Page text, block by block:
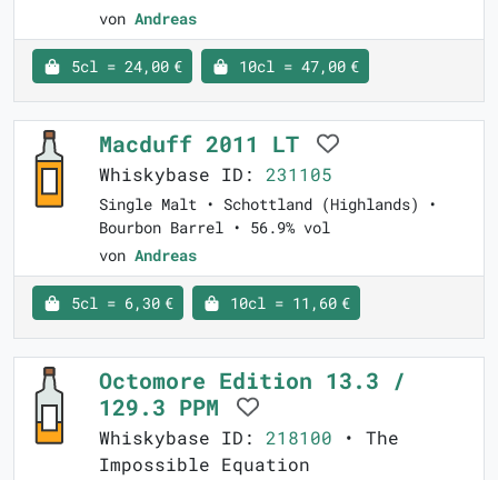
von Andreas
5cl = 24,00 € 10cl = 47,00 €
Macduff 2011 LT
Whiskybase ID: 231105
Single Malt • Schottland (Highlands) •
Bourbon Barrel • 56.9% vol
von Andreas
5cl = 6,30 € 10cl = 11,60 €
Octomore Edition 13.3 /
129.3 PPM
Whiskybase ID: 218100 • The
Impossible Equation